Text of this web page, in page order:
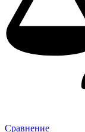
Сравнение